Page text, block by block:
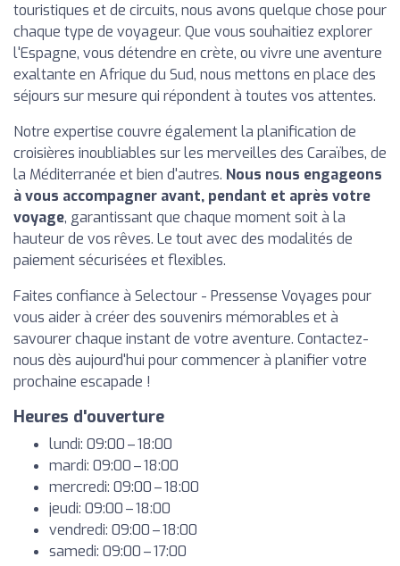
touristiques et de circuits, nous avons quelque chose pour
chaque type de voyageur. Que vous souhaitiez explorer
l'Espagne, vous détendre en crète, ou vivre une aventure
exaltante en Afrique du Sud, nous mettons en place des
séjours sur mesure qui répondent à toutes vos attentes.
Notre expertise couvre également la planification de
croisières inoubliables sur les merveilles des Caraïbes, de
la Méditerranée et bien d'autres. Nous nous engageons
à vous accompagner avant, pendant et après votre
voyage, garantissant que chaque moment soit à la
hauteur de vos rêves. Le tout avec des modalités de
paiement sécurisées et flexibles.
Faites confiance à Selectour - Pressense Voyages pour
vous aider à créer des souvenirs mémorables et à
savourer chaque instant de votre aventure. Contactez-
nous dès aujourd'hui pour commencer à planifier votre
prochaine escapade !
Heures d'ouverture
lundi: 09:00 – 18:00
mardi: 09:00 – 18:00
mercredi: 09:00 – 18:00
jeudi: 09:00 – 18:00
vendredi: 09:00 – 18:00
samedi: 09:00 – 17:00